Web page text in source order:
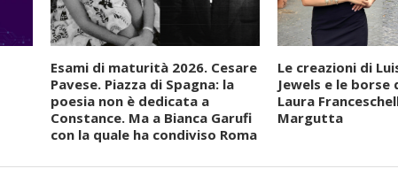
Esami di maturità 2026. Cesare
Pavese. Piazza di Spagna: la
poesia non è dedicata a
Constance. Ma a Bianca Garufi
con la quale ha condiviso Roma
Le creazioni di
Jewels e le borse
Laura
Margutta